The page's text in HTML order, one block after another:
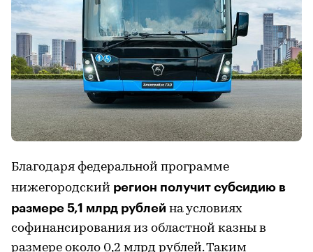
Благодаря федеральной программе
нижегородский регион получит субсидию в
размере 5,1 млрд рублей на условиях
софинансирования из областной казны в
размере около 0,2 млрд рублей. Таким